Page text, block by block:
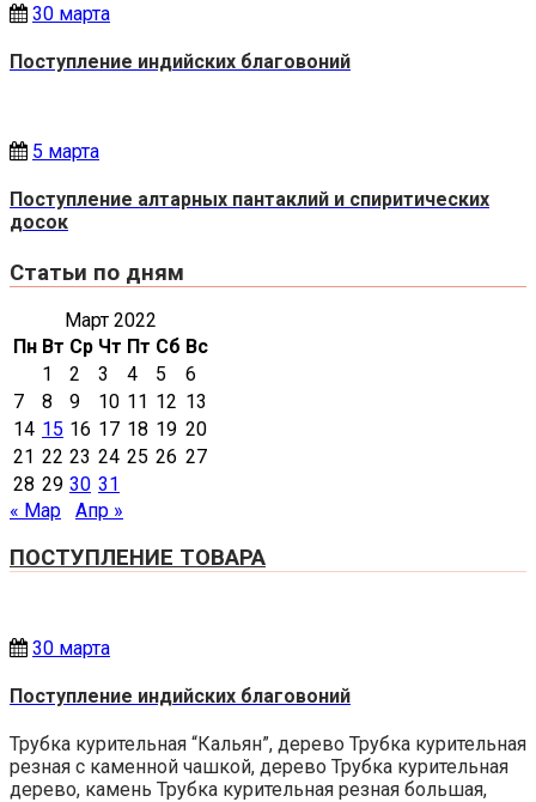
30 марта
Поступление индийских благовоний
5 марта
Поступление алтарных пантаклий и спиритических
досок
Статьи по дням
Март 2022
Пн Вт Ср Чт Пт Сб Вс
1
2 3 4 5
6
7
8 9 10 11 12 13
14 15 16 17 18 19 20
21 22 23 24 25 26 27
28 29 30 31
« Мар
Апр »
ПОСТУПЛЕНИЕ ТОВАРА
30 марта
Поступление индийских благовоний
Трубка курительная “Кальян”, дерево Трубка курительная
резная с каменной чашкой, дерево Трубка курительная
дерево, камень Трубка курительная резная большая,